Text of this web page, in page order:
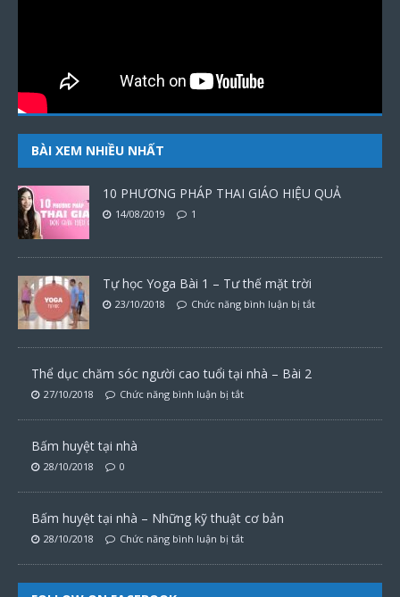
BÀI XEM NHIỀU NHẤT
10 PHƯƠNG PHÁP THAI GIÁO HIỆU QUẢ
14/08/2019 1
Tự học Yoga Bài 1 – Tư thế mặt trời
23/10/2018 Chức năng bình luận bị tắt
Thể dục chăm sóc người cao tuổi tại nhà – Bài 2
27/10/2018 Chức năng bình luận bị tắt
Bấm huyệt tại nhà
28/10/2018 0
Bấm huyệt tại nhà – Những kỹ thuật cơ bản
28/10/2018 Chức năng bình luận bị tắt